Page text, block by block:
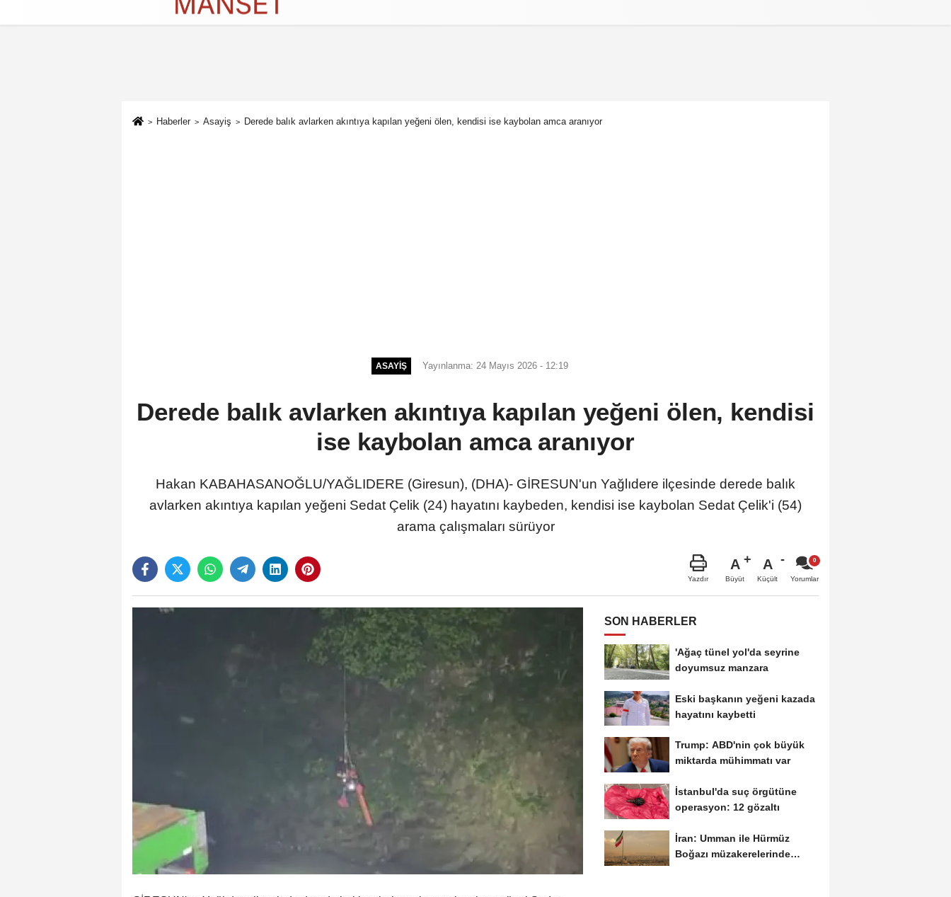
İletişim Çerez Politikası
Haberler Asayiş Derede balık avlarken akıntıya kapılan yeğeni ölen, kendisi ise kaybolan amca aranıyor
ASAYIŞ Yayınlanma: 24 Mayıs 2026 - 12:19
Derede balık avlarken akıntıya kapılan yeğeni ölen, kendisi
ise kaybolan amca aranıyor
Hakan KABAHASANOĞLU/YAĞLIDERE (Giresun), (DHA)- GİRESUN'un Yağlıdere ilçesinde derede balık
avlarken akıntıya kapılan yeğeni Sedat Çelik (24) hayatını kaybeden, kendisi ise kaybolan Sedat Çelik'i (54)
arama çalışmaları sürüyor
Yazdır
A
Büyüt
A
Küçült Yorumlar
SON HABERLER
'Ağaç tünel yol'da seyrine
doyumsuz manzara
Eski başkanın yeğeni kazada
hayatını kaybetti
Trump: ABD'nin çok büyük
miktarda mühimmatı var
İstanbul'da suç örgütüne
operasyon: 12 gözaltı
İran: Umman ile Hürmüz
Boğazı müzakerelerinde